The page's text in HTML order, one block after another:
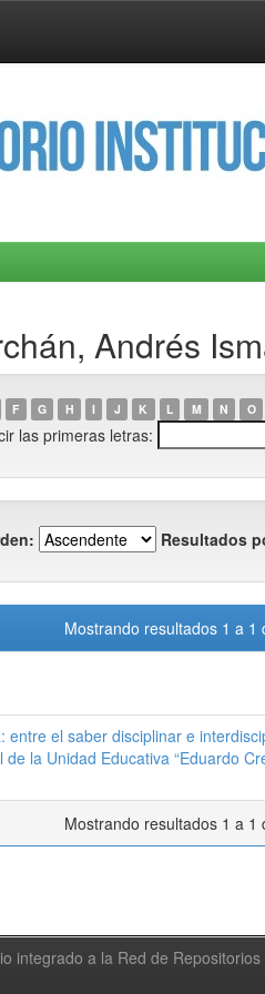
Andrés
F G H I J K L M N O
las primeras letras:
Resultados
Mostrando resultados 1 a 1
el saber disciplinar e
la Unidad Educativa “Eduardo
Mostrando resultados 1 a 1
integrado a la Red de